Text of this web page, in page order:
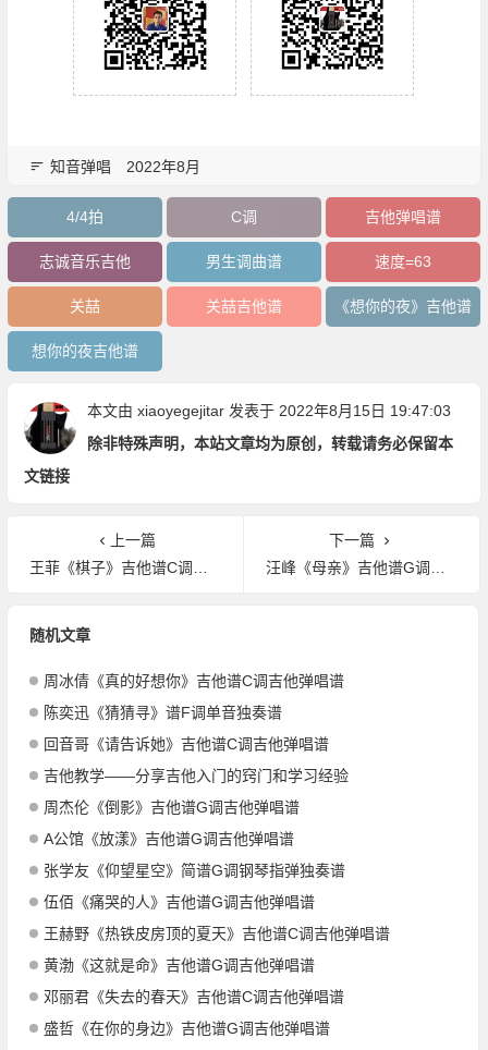
知音弹唱 2022年8月
4/4拍 C调 吉他弹唱谱
志诚音乐吉他 男生调曲谱 速度=63
关喆 关喆吉他谱 《想你的夜》吉他谱
想你的夜吉他谱
本文由 xiaoyegejitar发表于 2022年8月15日 19:47:03
除非特殊声明，本站文章均为原创，转载请务必保留本
文链接
上一篇
王菲《棋子》吉他谱C调吉他弹唱谱
下一篇
汪峰《母亲》吉他谱G调吉他弹唱谱
随机文章
周冰倩《真的好想你》吉他谱C调吉他弹唱谱
陈奕迅《猜猜寻》谱F调单音独奏谱
回音哥《请告诉她》吉他谱C调吉他弹唱谱
吉他教学——分享吉他入门的窍门和学习经验
周杰伦《倒影》吉他谱G调吉他弹唱谱
A公馆《放漾》吉他谱G调吉他弹唱谱
张学友《仰望星空》简谱G调钢琴指弹独奏谱
伍佰《痛哭的人》吉他谱G调吉他弹唱谱
王赫野《热铁皮房顶的夏天》吉他谱C调吉他弹唱谱
黄渤《这就是命》吉他谱G调吉他弹唱谱
邓丽君《失去的春天》吉他谱C调吉他弹唱谱
盛哲《在你的身边》吉他谱G调吉他弹唱谱